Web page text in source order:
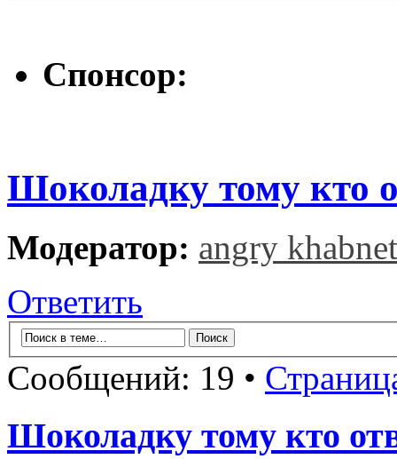
Спонсор:
Шоколадку тому кто
Модератор: angry khabnet
Ответить
Сообщений: 19 •
Шоколадку тому кто